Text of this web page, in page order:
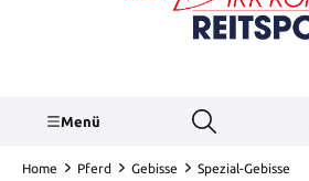
Menü
Home Pferd Gebisse Spezial-Gebisse